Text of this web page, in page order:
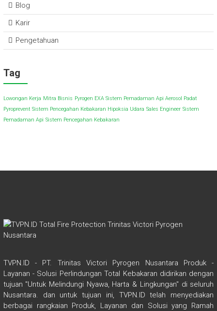
Blog
Karir
Pengetahuan
Tag
Lowongan Kerja Mitra Bisnis Pyrogen EXA Sistem Pemadaman Api Aerosol Padat
Pyroprevent Sistem Pencegahan Kebakaran Hipoksia Udara Sales Engineer Sistem
Pemadaman Api Sistem Pencegahan Kebakaran
TVPN.ID - PT. Trinitas Victori Pyrogen Nusantara Produk -
Layanan - Solusi Perlindungan Total Kebakaran didirikan dengan
tujuan "Untuk Melindungi Nyawa, Harta & Lingkungan" di seluruh
Nusantara. dan untuk tujuan ini, TVPN.ID telah menyediakan
berbagai rangkaian Produk, Layanan dan Solusi yang Ramah